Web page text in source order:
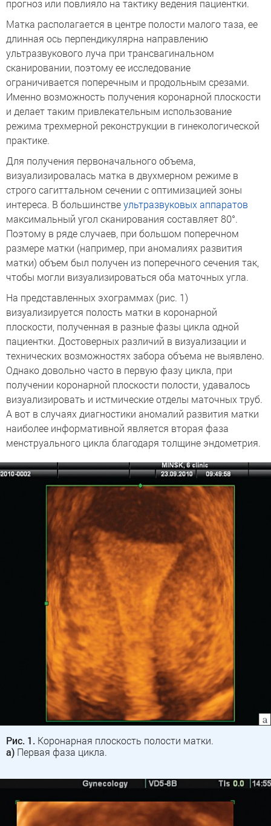
прогноз или повлияло на тактику ведения пациентки.
Матка располагается в центре полости малого таза, ее
длинная ось перпендикулярна направлению
ультразвукового луча при трансвагинальном
сканировании, поэтому ее исследование
ограничивается поперечным и продольным срезами.
Именно возможность получения коронарной плоскости
и делает таким привлекательным использование
режима трехмерной реконструкции в гинекологической
практике.
Для получения первоначального объема,
визуализировалась матка в двухмерном режиме в
строго сагиттальном сечении с оптимизацией зоны
интереса. В большинствеультразвуковых аппаратов
максимальный угол сканирования составляет 80°.
Поэтому в ряде случаев, при большом поперечном
размере матки (например, при аномалиях развития
матки) объем был получен из поперечного сечения так,
чтобы могли визуализироваться оба маточных угла.
На представленных эхограммах (рис. 1)
визуализируется полость матки в коронарной
плоскости, полученная в разные фазы цикла одной
пациентки. Достоверных различий в визуализации и
технических возможностях забора объема не выявлено.
Однако довольно часто в первую фазу цикла, при
получении коронарной плоскости полости, удавалось
визуализировать и истмические отделы маточных труб.
А вот в случаях диагностики аномалий развития матки
наиболее информативной является вторая фаза
менструального цикла благодаря толщине эндометрия.
Рис. 1. Коронарная плоскость полости матки.
а) Первая фаза цикла.